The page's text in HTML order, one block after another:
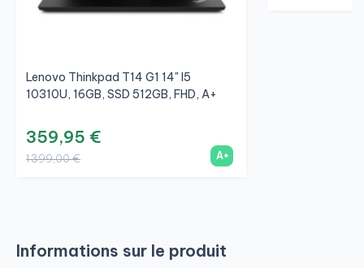
Lenovo Thinkpad T14 G1 14" I5
10310U, 16GB, SSD 512GB, FHD, A+
359,95 €
1 399,00 € A+
Informations sur le produit